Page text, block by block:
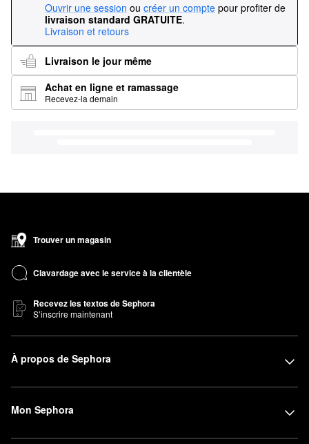
Ouvrir une session ou créer un compte pour profiter de
livraison standard GRATUITE.
Livraison et retours
Livraison le jour même
Achat en ligne et ramassage
Recevez-la demain
Trouver un magasin
Clavardage avec le service à la clientèle
Recevez les textos de Sephora
S’inscrire maintenant
À propos de Sephora
Mon Sephora